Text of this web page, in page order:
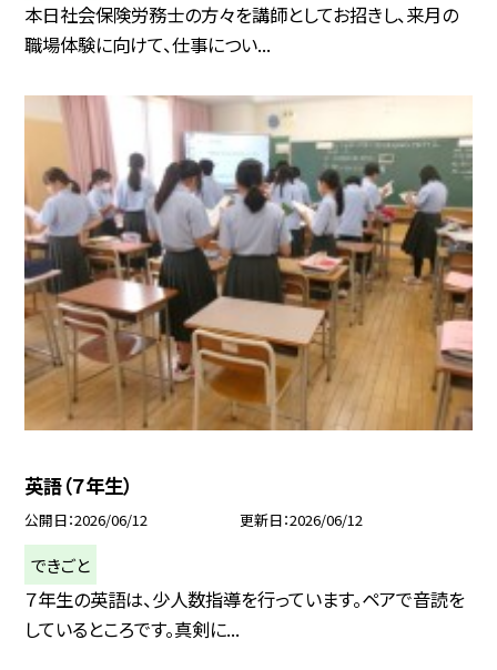
本日社会保険労務士の方々を講師としてお招きし、来月の
職場体験に向けて、仕事につい...
英語（７年生）
公開日 2026/06/12 更新日 2026/06/12
できごと
７年生の英語は、少人数指導を行っています。ペアで音読を
しているところです。真剣に...